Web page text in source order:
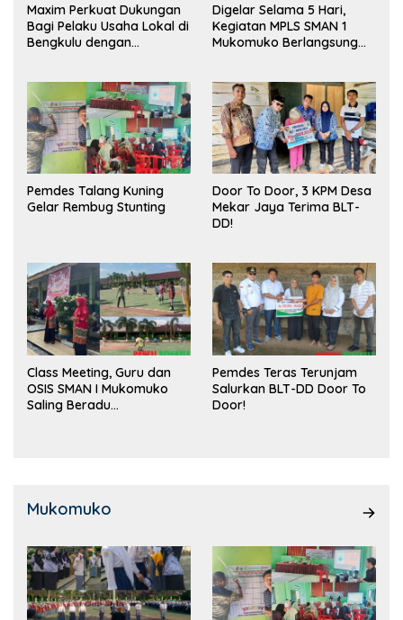
Maxim Perkuat Dukungan
Bagi Pelaku Usaha Lokal di
Bengkulu dengan
Pasar
Digelar Selama 5 Hari,
Kegiatan MPLS SMAN 1
Mukomuko Berlangsung
Pemdes Talang Kuning
Gelar Rembug Stunting
Door To Door, 3 KPM Desa
Mekar Jaya Terima BLT-
DD!
Class Meeting, Guru dan
OSIS SMAN I Mukomuko
Saling Beradu
Pemdes Teras Terunjam
Salurkan BLT-DD Door To
Door!
Mukomuko